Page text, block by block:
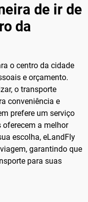
de ir de
da
o centro da cidade
e orçamento.
o transporte
conveniência e
prefere um serviço
a melhor
escolha, eLandFly
garantindo que
para suas